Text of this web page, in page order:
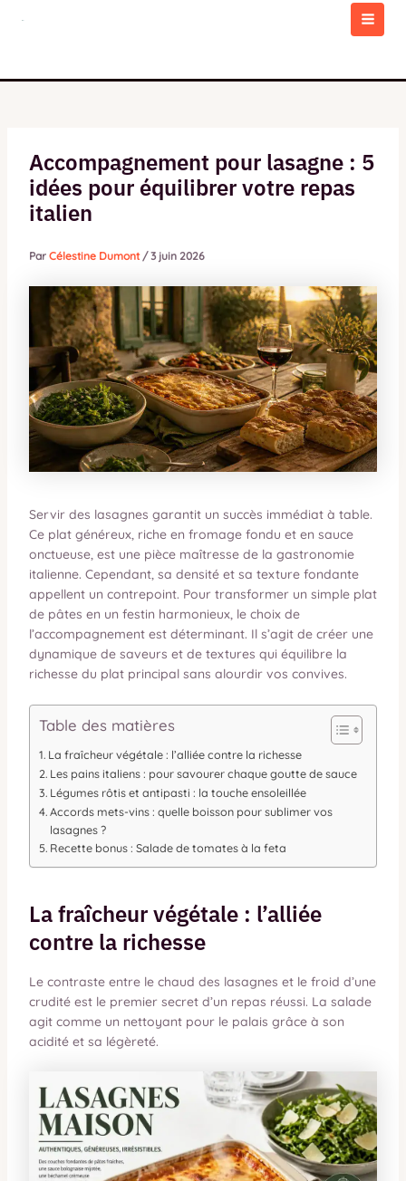
Accompagnement pour lasagne : 5
idées pour équilibrer votre repas
italien
Par Célestine Dumont/3 juin 2026
Servir des lasagnes garantit un succès immédiat à table.
Ce plat généreux, riche en fromage fondu et en sauce
onctueuse, est une pièce maîtresse de la gastronomie
italienne. Cependant, sa densité et sa texture fondante
appellent un contrepoint. Pour transformer un simple plat
de pâtes en un festin harmonieux, le choix de
l’accompagnement est déterminant. Il s’agit de créer une
dynamique de saveurs et de textures qui équilibre la
richesse du plat principal sans alourdir vos convives.
Table des matières
La fraîcheur végétale : l’alliée contre la richesse
Les pains italiens : pour savourer chaque goutte de sauce
Légumes rôtis et antipasti : la touche ensoleillée
Accords mets-vins : quelle boisson pour sublimer vos
lasagnes ?
Recette bonus : Salade de tomates à la feta
La fraîcheur végétale : l’alliée
contre la richesse
Le contraste entre le chaud des lasagnes et le froid d’une
crudité est le premier secret d’un repas réussi. La salade
agit comme un nettoyant pour le palais grâce à son
acidité et sa légèreté.